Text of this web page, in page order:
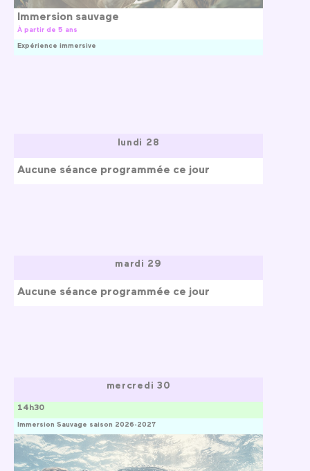
Immersion sauvage
À partir de 5 ans
Expérience immersive
lundi 28
Aucune séance programmée ce jour
mardi 29
Aucune séance programmée ce jour
mercredi 30
Immersion Sauvage saison 2026-2027
14h30